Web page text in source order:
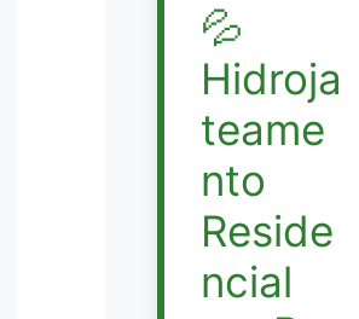
💦
Hidroja
teame
nto
Reside
ncial